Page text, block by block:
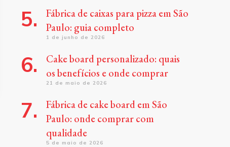
Fábrica de caixas para pizza em São
Paulo: guia completo
1 de junho de 2026
Cake board personalizado: quais
os benefícios e onde comprar
21 de maio de 2026
Fábrica de cake board em São
Paulo: onde comprar com
qualidade
5 de maio de 2026